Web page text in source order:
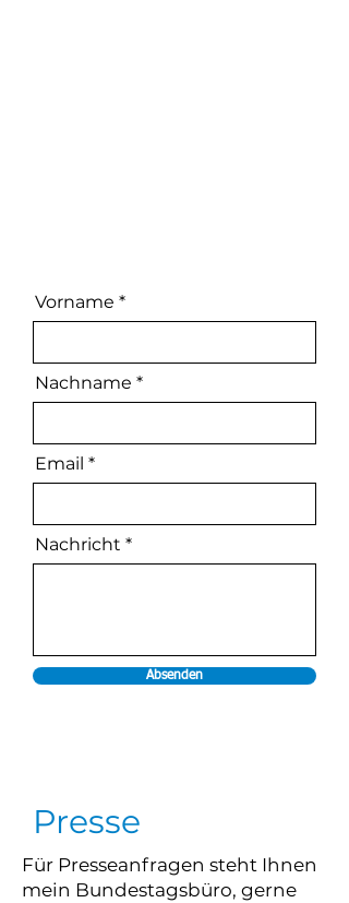
Vorname
Nachname
Email
Nachricht
Absenden
Presse
Für Presseanfragen steht Ihnen
mein Bundestagsbüro, gerne